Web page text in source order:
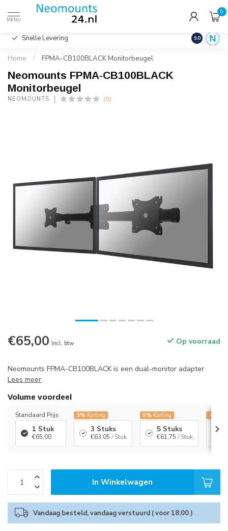
MENU
0
Incl. btw
Snelle Levering Hoge
9.0
Home / FPMA-CB100BLACK Monitorbeugel
Neomounts FPMA-CB100BLACK
Monitorbeugel
NEOMOUNTS (0)
€65,00 Incl. btw Op voorraad
Neomounts FPMA-CB100BLACK is een dual-monitor adapter
Lees meer.
Volume voordeel
Standaard Prijs
1 Stuk
€65,00
3% Korting
3 Stuks
€63,05 / Stuk
5% Korting
5 Stuks
€61,75 / Stuk
7%
In Winkelwagen
Vandaag besteld, vandaag verstuurd ( voor 18:00 )